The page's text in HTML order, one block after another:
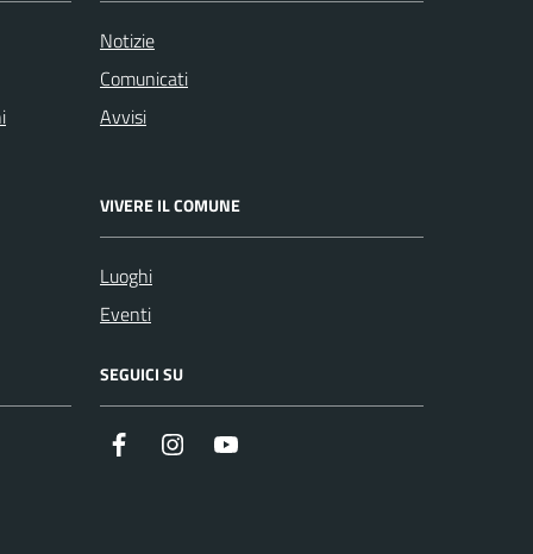
Notizie
Comunicati
Avvisi
VIVERE IL COMUNE
Luoghi
Eventi
SEGUICI SU
Facebook Instagram